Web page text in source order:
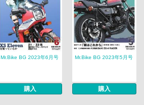
Mr.Bike BG 2023年6月号
購入
Mr.Bike BG 2023年5月号
購入